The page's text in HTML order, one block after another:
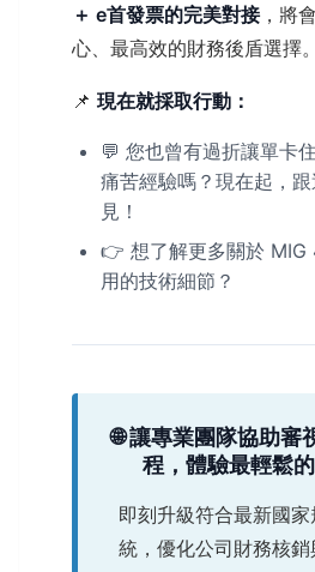
＋ e首發票的完美對接，將
心、最高效的財務後盾選擇。
📌 現在就採取行動：
💬 您也曾有過折讓單卡
痛苦經驗嗎？現在起，
見！
👉 想了解更多關於 MIG
用的技術細節？
🌐 讓專業團隊協助審
程，體驗最輕鬆
即刻升級符合最新國
統，優化公司財務核銷